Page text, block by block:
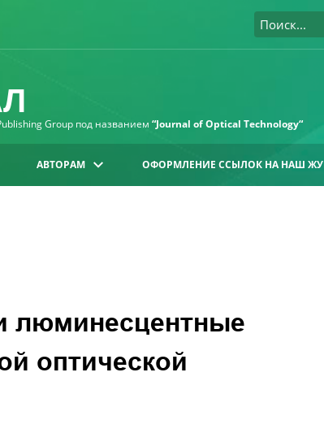
Group под названием “Journal of Optical Technology“
АВТОРАМ ОФОРМЛЕНИЕ ССЫЛОК НА НАШ
люминесцентные
оптической